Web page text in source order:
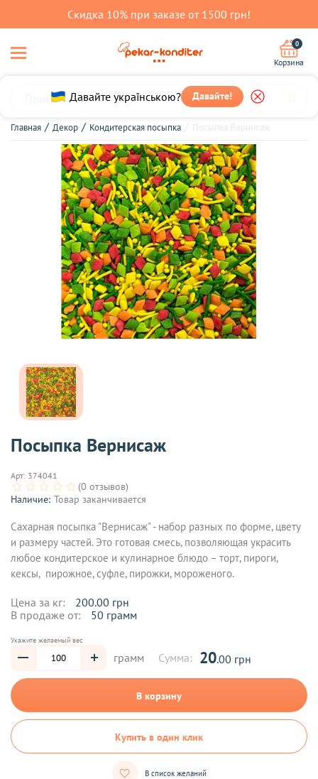
Скидка 10% при заказе от 1500 грн!
Давайте українською? Давайте!
0
Корзина
Главная Декор Кондитерская посыпка
Посыпка Вернисаж
Арт: 374041
(0 отзывов)
Наличие: Товар заканчивается
Сахарная посыпка "Вернисаж" - набор разных по форме, цвету
и размеру частей. Это готовая смесь, позволяющая украсить
любое кондитерское и кулинарное блюдо – торт, пироги,
кексы, пирожное, суфле, пирожки, мороженого.
Цена за кг:
200.00 грн
В продаже от:
50 грамм
Укажите желаемый вес
грамм Сумма: 20.00 грн
В корзину
Купить в один клик
В список желаний